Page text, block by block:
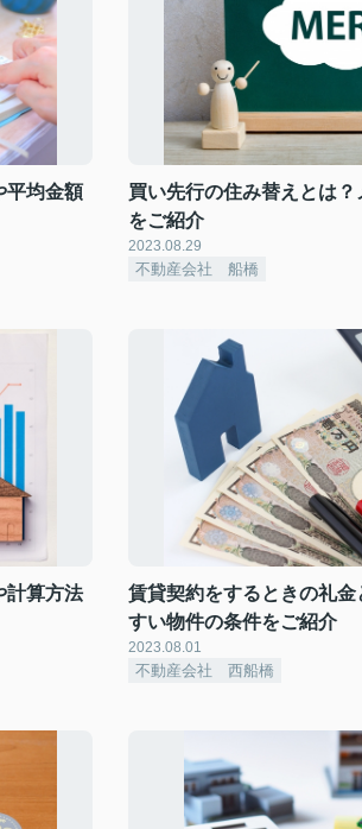
平均金額
買い先行の住み替えとは
をご紹介
2023.08.29
不動産会社 船橋
計算方法
賃貸契約をするときの礼
すい物件の条件をご紹介
2023.08.01
不動産会社 西船橋